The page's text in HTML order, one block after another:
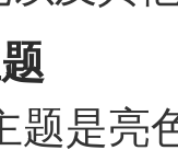
题是亮